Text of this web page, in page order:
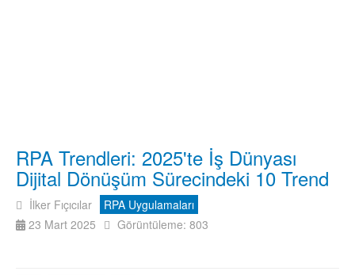
RPA Trendleri: 2025'te İş Dünyası
Dijital Dönüşüm Sürecindeki 10 Trend
İlker Fıçıcılar
RPA Uygulamaları
23 Mart 2025
Görüntüleme: 803